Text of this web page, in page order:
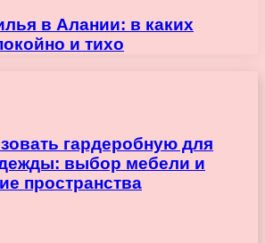
в Алании: в каких
и тихо
гардеробную для
выбор мебели и
пространства